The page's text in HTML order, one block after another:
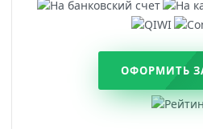
ОФОРМИТЬ